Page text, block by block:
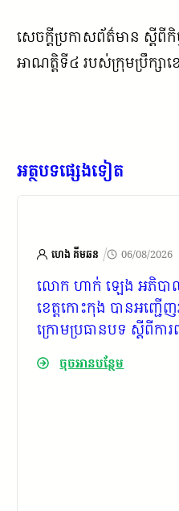
សេចក្ដីប្រកាសព័ត៌មាន ស្ដីពី
អាណត្តិទី៤ របស់ក្រុមប្រឹក្សាខ
អត្ថបទផ្សេងទៀត
ហេង គីមឆន / 06/08/2026
លោក ហាក់ ឡេង អភិបា
ខេត្តកោះកុង បានអញ្ជើ
ក្រោមប្រធានបទ ស្តីពីការ
សង្គមស៊ីវិល ក្នុងយុគសម័
ចុចអានបន្ថែម